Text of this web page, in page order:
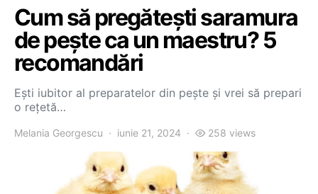
Cum să pregătești saramura
de pește ca un maestru? 5
recomandări
Ești iubitor al preparatelor din pește și vrei să prepari
o rețetă…
Melania Georgescu iunie 21, 2024 258 views